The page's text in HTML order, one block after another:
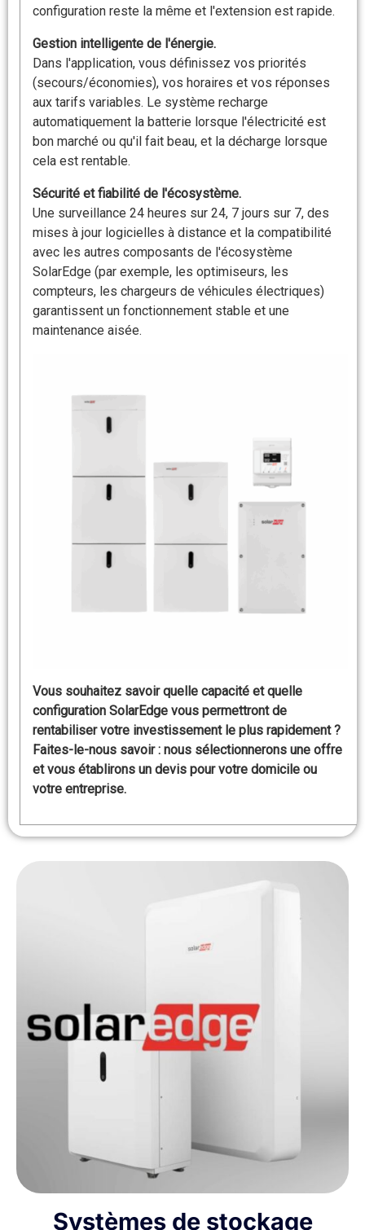
configuration reste la même et l'extension est rapide.
Gestion intelligente de l'énergie.
Dans l'application, vous définissez vos priorités
(secours/économies), vos horaires et vos réponses
aux tarifs variables. Le système recharge
automatiquement la batterie lorsque l'électricité est
bon marché ou qu'il fait beau, et la décharge lorsque
cela est rentable.
Sécurité et fiabilité de l'écosystème.
Une surveillance 24 heures sur 24, 7 jours sur 7, des
mises à jour logicielles à distance et la compatibilité
avec les autres composants de l'écosystème
SolarEdge (par exemple, les optimiseurs, les
compteurs, les chargeurs de véhicules électriques)
garantissent un fonctionnement stable et une
maintenance aisée.
Vous souhaitez savoir quelle capacité et quelle
configuration SolarEdge vous permettront de
rentabiliser votre investissement le plus rapidement ?
Faites-le-nous savoir : nous sélectionnerons une offre
et vous établirons un devis pour votre domicile ou
votre entreprise.
Systèmes de stockage